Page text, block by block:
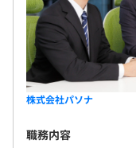
株式会社パソナ
職務内容